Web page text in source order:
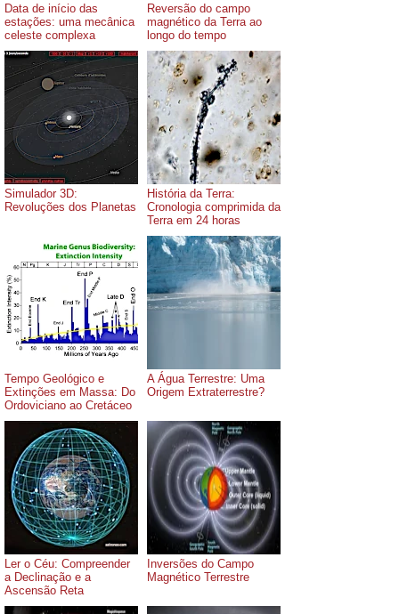
Data de início das
estações: uma mecânica
celeste complexa
Reversão do campo
magnético da Terra ao
longo do tempo
Simulador 3D:
Revoluções dos Planetas
História da Terra:
Cronologia comprimida da
Terra em 24 horas
Tempo Geológico e
Extinções em Massa: Do
Ordoviciano ao Cretáceo
A Água Terrestre: Uma
Origem Extraterrestre?
Ler o Céu: Compreender
a Declinação e a
Ascensão Reta
Inversões do Campo
Magnético Terrestre